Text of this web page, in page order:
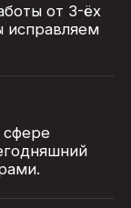
от 3-ёх
исправляем
сфере